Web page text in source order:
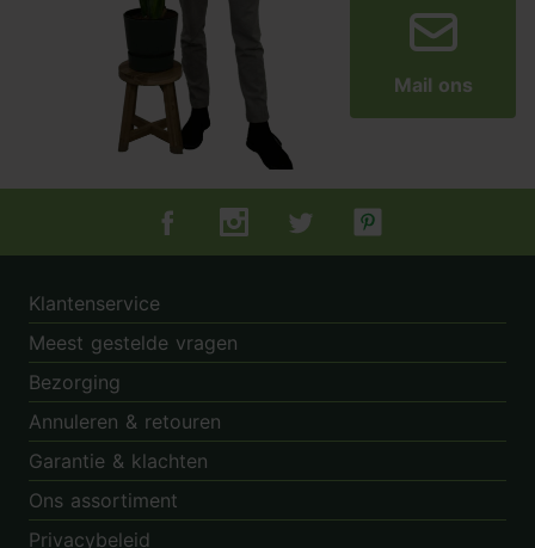
Mail ons
Tuincentrum.nl op Facebook
Tuincentrum.nl op Instagram
Tuincentrum.nl op Twitter
Tuincentrum.nl op
Klantenservice
Meest gestelde vragen
Bezorging
Annuleren & retouren
Garantie & klachten
Ons assortiment
Privacybeleid